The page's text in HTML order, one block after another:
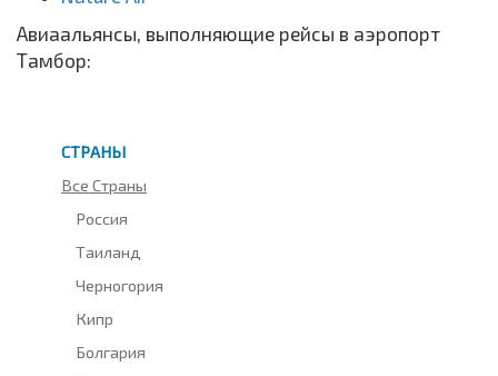
Авиаальянсы, выполняющие рейсы в аэропорт
Тамбор:
СТРАНЫ
Все Страны
Россия
Таиланд
Черногория
Кипр
Болгария